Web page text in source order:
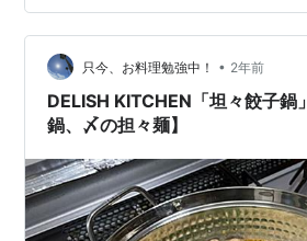
スが、簡単に作ったとは思えないほ
お魚にも夏野菜にもピッタリな濃厚
にも好評で、少し贅沢気分を味わえ
cook…
只今、お料理勉強中！ • 2年前
DELISH KITCHEN「坦々餃子鍋
鍋、〆の担々麺】